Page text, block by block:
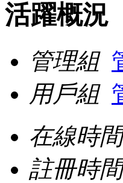
活躍概況
管理組
用戶組
在線時間
註冊時間